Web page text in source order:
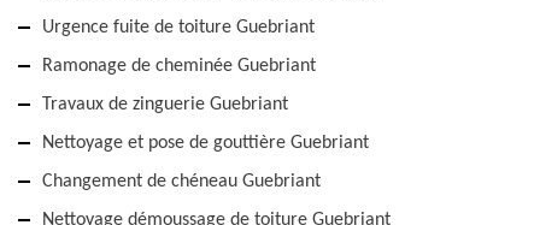
Urgence fuite de toiture Guebriant
Ramonage de cheminée Guebriant
Travaux de zinguerie Guebriant
Nettoyage et pose de gouttière Guebriant
Changement de chéneau Guebriant
Nettoyage démoussage de toiture Guebriant